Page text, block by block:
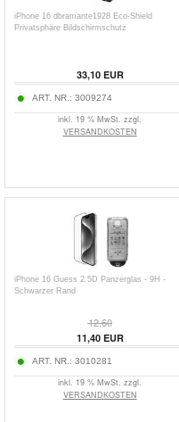
iPhone 16 dbramante1928 Eco-Shield
Privatsphäre Bildschirmschutz
33,10EUR
ART. NR.: 3009274
inkl. 19 % MwSt. zzgl.
VERSANDKOSTEN
iPhone 16 Guess 2.5D Panzerglas - 9H -
Schwarzer Rand
12,60
11,40EUR
ART. NR.: 3010281
inkl. 19 % MwSt. zzgl.
VERSANDKOSTEN